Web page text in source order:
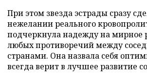
При этом звезда эстрады сразу
нежелании реального
подчеркнула надежду на мирное
любых противоречий между
странами. Она назвала себя
всегда верит в лучшее развитие